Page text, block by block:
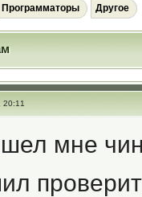
Программаторы Другое
мне